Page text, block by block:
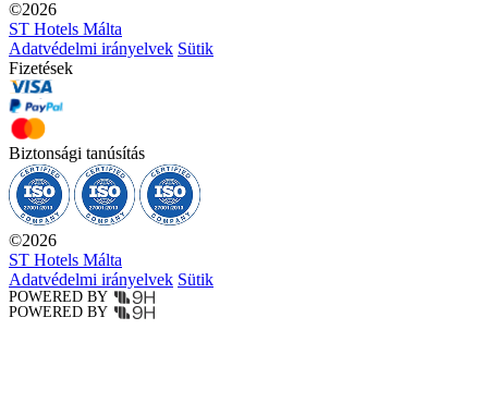
©2026
ST Hotels Málta
Adatvédelmi irányelvek Sütik
Fizetések
Biztonsági tanúsítás
©2026
ST Hotels Málta
Adatvédelmi irányelvek Sütik
POWERED BY
POWERED BY